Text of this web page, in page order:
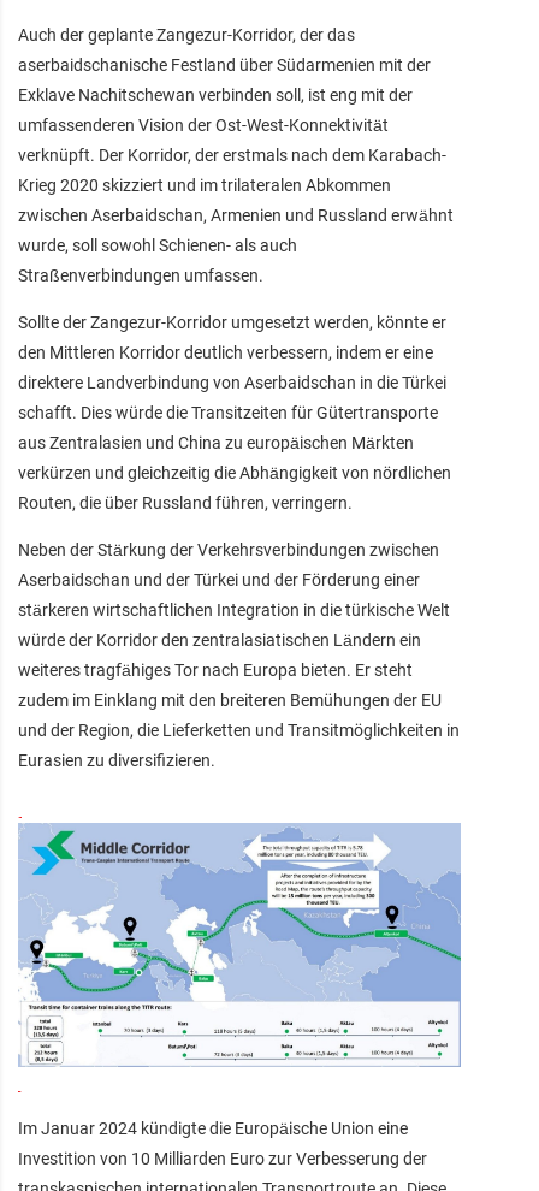
Auch der geplante Zangezur-Korridor, der das
aserbaidschanische Festland über Südarmenien mit der
Exklave Nachitschewan verbinden soll, ist eng mit der
umfassenderen Vision der Ost-West-Konnektivität
verknüpft. Der Korridor, der erstmals nach dem Karabach-
Krieg 2020 skizziert und im trilateralen Abkommen
zwischen Aserbaidschan, Armenien und Russland erwähnt
wurde, soll sowohl Schienen- als auch
Straßenverbindungen umfassen.
Sollte der Zangezur-Korridor umgesetzt werden, könnte er
den Mittleren Korridor deutlich verbessern, indem er eine
direktere Landverbindung von Aserbaidschan in die Türkei
schafft. Dies würde die Transitzeiten für Gütertransporte
aus Zentralasien und China zu europäischen Märkten
verkürzen und gleichzeitig die Abhängigkeit von nördlichen
Routen, die über Russland führen, verringern.
Neben der Stärkung der Verkehrsverbindungen zwischen
Aserbaidschan und der Türkei und der Förderung einer
stärkeren wirtschaftlichen Integration in die türkische Welt
würde der Korridor den zentralasiatischen Ländern ein
weiteres tragfähiges Tor nach Europa bieten. Er steht
zudem im Einklang mit den breiteren Bemühungen der EU
und der Region, die Lieferketten und Transitmöglichkeiten in
Eurasien zu diversifizieren.
Im Januar 2024 kündigte die Europäische Union eine
Investition von 10 Milliarden Euro zur Verbesserung der